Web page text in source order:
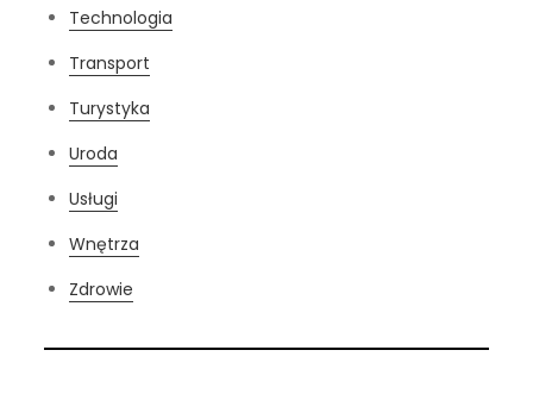
Technologia
Transport
Turystyka
Uroda
Usługi
Wnętrza
Zdrowie